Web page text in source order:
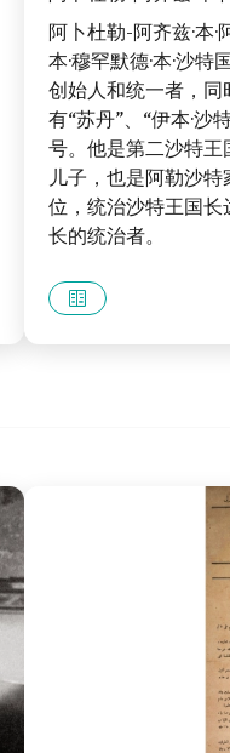
阿卜杜勒-阿齐兹·本·
本·穆罕默德·本·沙特
创始人和统一者，
有“苏丹”、“伊本·沙
号。他是第二沙特王
儿子，也是阿勒沙
位，统治沙特王国
长的统治者。